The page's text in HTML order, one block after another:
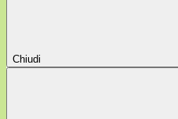
Chiudi